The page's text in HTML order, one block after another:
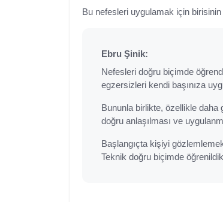
Bu nefesleri uygulamak için
Ebru Şinik:
Nefesleri doğru biçimde
egzersizleri kendi başınıza
Bununla birlikte, özellikle daha
doğru anlaşılması ve
Başlangıçta kişiyi
Teknik doğru biçimde